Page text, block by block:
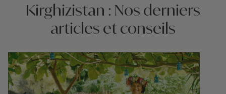
Kirghizistan : Nos derniers
articles et conseils